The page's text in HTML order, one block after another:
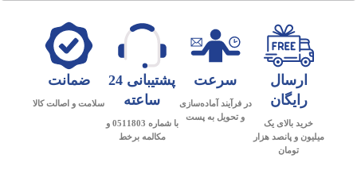
ارسال
رایگان
خرید بالای یک
میلیون و پانصد هزار
تومان
سرعت
در فرآیند آماده‌سازی
و تحویل به پست
پشتیبانی 24
ساعته
با شماره 0511803 و
مکالمه برخط
ضمانت
سلامت و اصالت کالا